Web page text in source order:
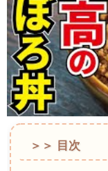
＞＞ 目次